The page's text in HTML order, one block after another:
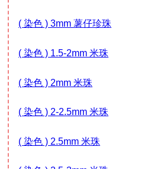
( 染色 ) 3mm 薯仔珍珠
( 染色 ) 1.5-2mm 米珠
( 染色 ) 2mm 米珠
( 染色 ) 2-2.5mm 米珠
( 染色 ) 2.5mm 米珠